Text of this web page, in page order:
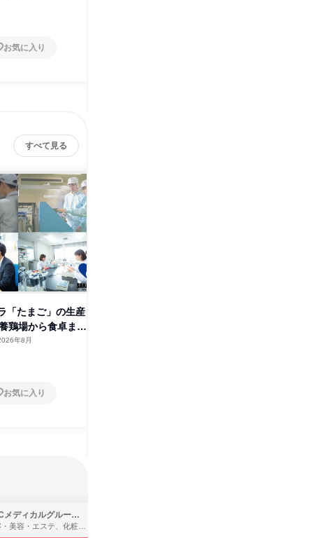
お気に入り
すべて見る
「たまご」の生産
鶏場から食卓まで
年8月
お気に入り
SBCメディカルグループ株式会社